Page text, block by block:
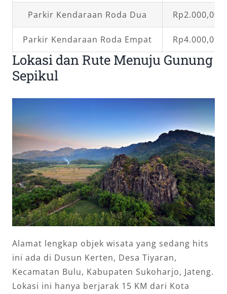
Parkir Kendaraan Roda Dua Rp2.000,00
Parkir Kendaraan Roda Empat Rp4.000,00
Lokasi dan Rute Menuju Gunung
Sepikul
Alamat lengkap objek wisata yang sedang hits
ini ada di Dusun Kerten, Desa Tiyaran,
Kecamatan Bulu, Kabupaten Sukoharjo, Jateng.
Lokasi ini hanya berjarak 15 KM dari Kota